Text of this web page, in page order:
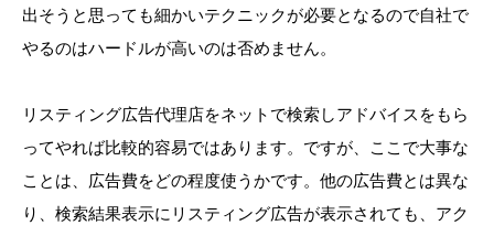
出そうと思っても細かいテクニックが必要となるので自社で
やるのはハードルが高いのは否めません。
リスティング広告代理店をネットで検索しアドバイスをもら
ってやれば比較的容易ではあります。ですが、ここで大事な
ことは、広告費をどの程度使うかです。他の広告費とは異な
り、検索結果表示にリスティング広告が表示されても、アク